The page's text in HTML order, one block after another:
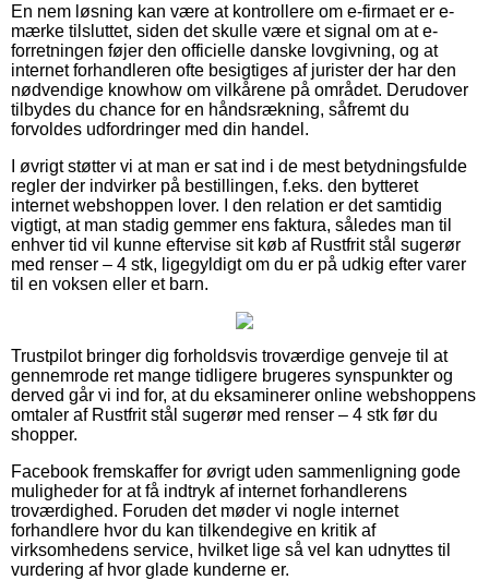
En nem løsning kan være at kontrollere om e-firmaet er e-
mærke tilsluttet, siden det skulle være et signal om at e-
forretningen føjer den officielle danske lovgivning, og at
internet forhandleren ofte besigtiges af jurister der har den
nødvendige knowhow om vilkårene på området. Derudover
tilbydes du chance for en håndsrækning, såfremt du
forvoldes udfordringer med din handel.
I øvrigt støtter vi at man er sat ind i de mest betydningsfulde
regler der indvirker på bestillingen, f.eks. den bytteret
internet webshoppen lover. I den relation er det samtidig
vigtigt, at man stadig gemmer ens faktura, således man til
enhver tid vil kunne eftervise sit køb af Rustfrit stål sugerør
med renser – 4 stk, ligegyldigt om du er på udkig efter varer
til en voksen eller et barn.
Trustpilot bringer dig forholdsvis troværdige genveje til at
gennemrode ret mange tidligere brugeres synspunkter og
derved går vi ind for, at du eksaminerer online webshoppens
omtaler af Rustfrit stål sugerør med renser – 4 stk før du
shopper.
Facebook fremskaffer for øvrigt uden sammenligning gode
muligheder for at få indtryk af internet forhandlerens
troværdighed. Foruden det møder vi nogle internet
forhandlere hvor du kan tilkendegive en kritik af
virksomhedens service, hvilket lige så vel kan udnyttes til
vurdering af hvor glade kunderne er.